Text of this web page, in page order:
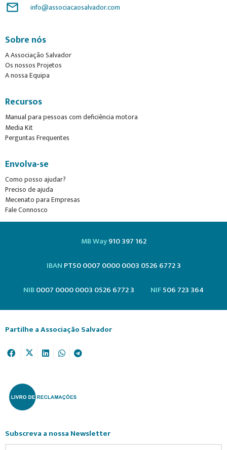
mail_outline info@associacaosalvador.com
Sobre nós
A Associação Salvador
Os nossos Projetos
A nossa Equipa
Recursos
Manual para pessoas com deficiência motora
Media Kit
Perguntas Frequentes
Envolva-se
Como posso ajudar?
Preciso de ajuda
Mecenato para Empresas
Fale Connosco
MB Way910 397 162
IBAN PT50 0007 0000 0003 0526 6772 3
NIB0007 0000 0003 0526 6772 3 NIF506 723 364
Partilhe a Associação Salvador
Subscreva a nossa Newsletter